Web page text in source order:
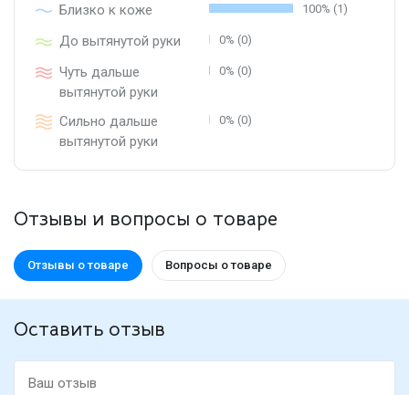
Близко к коже 100% (1)
До вытянутой руки 0% (0)
Чуть дальше
вытянутой руки
0% (0)
Сильно дальше
вытянутой руки
0% (0)
Отзывы и вопросы о товаре
Отзывы о товаре Вопросы о товаре
Оставить отзыв